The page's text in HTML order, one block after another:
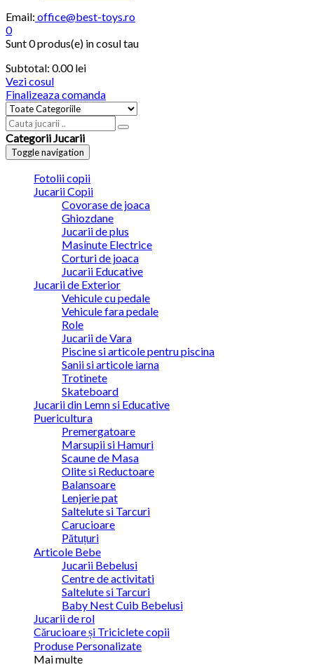
Email: office@best-toys.ro
0
Sunt0 produs(e) in cosul tau
Subtotal: 0.00 lei
Vezi cosul
Finalizeaza comanda
Categorii Jucarii
Toggle navigation
Fotolii copii
Jucarii Copii
Covorase de joaca
Ghiozdane
Jucarii de plus
Masinute Electrice
Corturi de joaca
Jucarii Educative
Jucarii de Exterior
Vehicule cu pedale
Vehicule fara pedale
Role
Jucarii de Vara
Piscine si articole pentru piscina
Sanii si articole iarna
Trotinete
Skateboard
Jucarii din Lemn si Educative
Puericultura
Premergatoare
Marsupii si Hamuri
Scaune de Masa
Olite si Reductoare
Balansoare
Lenjerie pat
Saltelute si Tarcuri
Carucioare
Pătuțuri
Articole Bebe
Jucarii Bebelusi
Centre de activitati
Saltelute si Tarcuri
Baby Nest Cuib Bebelusi
Jucarii de rol
Cărucioare și Triciclete copii
Produse Personalizate
Mai multe